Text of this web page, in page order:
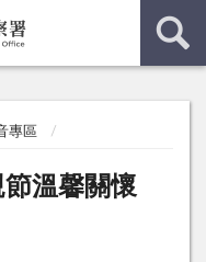
專區
溫馨關懷